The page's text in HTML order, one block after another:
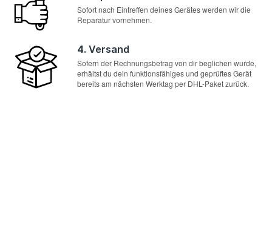
Sofort nach Eintreffen deines Gerätes werden wir die
Reparatur vornehmen.
4. Versand
Sofern der Rechnungsbetrag von dir beglichen wurde,
erhältst du dein funktionsfähiges und geprüftes Gerät
bereits am nächsten Werktag per DHL-Paket zurück.